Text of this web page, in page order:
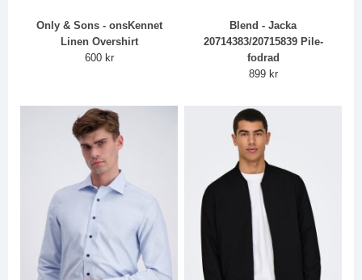
Only & Sons - onsKennet
Linen Overshirt
600 kr
Blend - Jacka
20714383/20715839 Pile-
fodrad
899 kr